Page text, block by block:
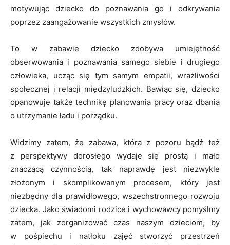
motywując dziecko do poznawania go i odkrywania
poprzez zaangażowanie wszystkich zmysłów.
To w zabawie dziecko zdobywa umiejętność
obserwowania i poznawania samego siebie i drugiego
człowieka, ucząc się tym samym empatii, wrażliwości
społecznej i relacji międzyludzkich. Bawiąc się, dziecko
opanowuje także technikę planowania pracy oraz dbania
o utrzymanie ładu i porządku.
Widzimy zatem, że zabawa, która z pozoru bądź też
z perspektywy dorosłego wydaje się prostą i mało
znaczącą czynnością, tak naprawdę jest niezwykle
złożonym i skomplikowanym procesem, który jest
niezbędny dla prawidłowego, wszechstronnego rozwoju
dziecka. Jako świadomi rodzice i wychowawcy pomyślmy
zatem, jak zorganizować czas naszym dzieciom, by
w pośpiechu i natłoku zajęć stworzyć przestrzeń